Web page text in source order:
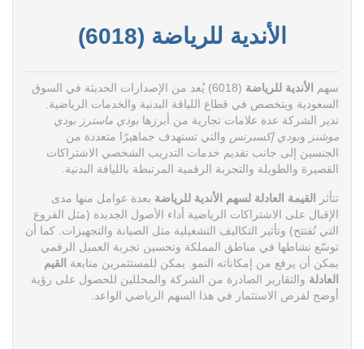
الأندية للرياضة (6018)
سهم الأندية للرياضة
(6018) يُعد من الإصدارات الحديثة في السوق
السعودية ويتخصص في قطاع اللياقة البدنية والخدمات الرياضية.
تدير الشركة عدة علامات تجارية من أبرزها بودي ماسترز بودي
موشنز وبودي إكسبرتس والتي تستهدف جماهيرًا متعددة من
الجنسين إلى جانب تقديم خدمات التدريب الشخصي الاشتراكات
القصيرة والطويلة والتجربة الرقمية المرتبطة باللياقة البدنية.
تتأثر القيمة العادلة لسهم الأندية للرياضة بعدة عوامل منها مدى
الإقبال على الاشتراكات الرياضية أداء الأصول الجديدة (مثل الفروع
التي تُفتتح) وتأثير التكاليف التشغيلية مثل الصيانة والتجهيزات. كما أن
توسّع نشاطها في مناطق المملكة وتحسين تجربة العميل الرقمي
يمكن أن يرفع من إمكاناته النمو. يمكن للمستثمرين متابعة القيم
العادلة والتقارير الصادرة من الشركة والمحللين للحصول على رؤية
أوضح لفرص الاستثمار في هذا السهم الرياضي الواعد.